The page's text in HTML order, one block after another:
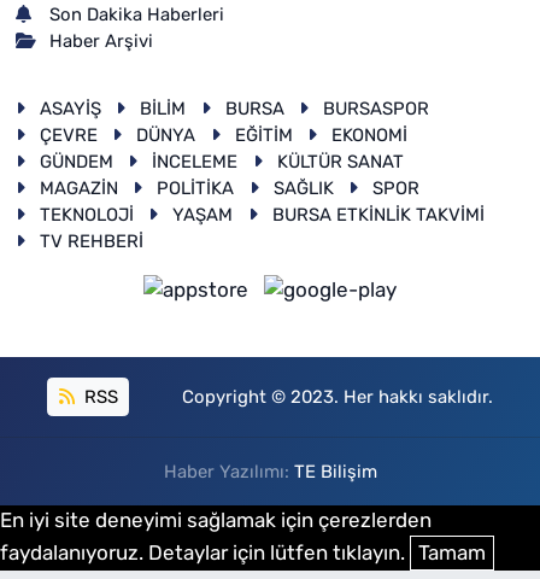
Son Dakika Haberleri
Haber Arşivi
ASAYİŞ BİLİM BURSA
BURSASPOR
ÇEVRE
DÜNYA EĞİTİM
EKONOMİ
GÜNDEM
İNCELEME
KÜLTÜR SANAT
MAGAZİN
POLİTİKA SAĞLIK
SPOR
TEKNOLOJİ
YAŞAM
BURSA ETKİNLİK TAKVİMİ
TV REHBERİ
RSS Copyright © 2023. Her hakkı saklıdır.
Haber Yazılımı: TE Bilişim
En iyi site deneyimi sağlamak için çerezlerden
faydalanıyoruz. Detaylar için lütfen tıklayın. Tamam